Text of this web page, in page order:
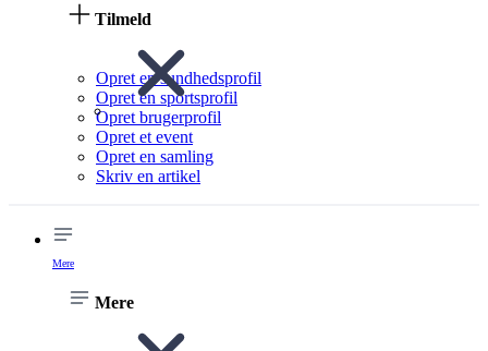
Tilmeld
Opret en sundhedsprofil
Opret en sportsprofil
Opret brugerprofil
Opret et event
Opret en samling
Skriv en artikel
Mere
Mere